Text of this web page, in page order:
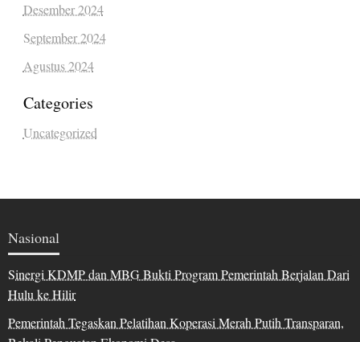
Desember 2024
September 2024
Agustus 2024
Categories
Uncategorized
Nasional
Sinergi KDMP dan MBG Bukti Program Pemerintah Berjalan Dari
Hulu ke Hilir
Pemerintah Tegaskan Pelatihan Koperasi Merah Putih Transparan,